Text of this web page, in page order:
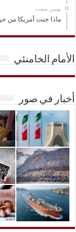
‏يومين مضت
ماذا جنت أمريكا من
الأمام الخامنئي
أخبار في صور